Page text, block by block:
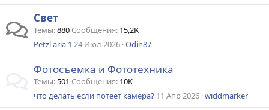
Свет
Темы 880 Сообщения 15,2K
Petzl aria 1 24 Июл 2026 Odin87
Фотосъемка и Фототехника
Темы 501 Сообщения 10K
что делать если потеет камера? 11 Апр 2026 widdmarker